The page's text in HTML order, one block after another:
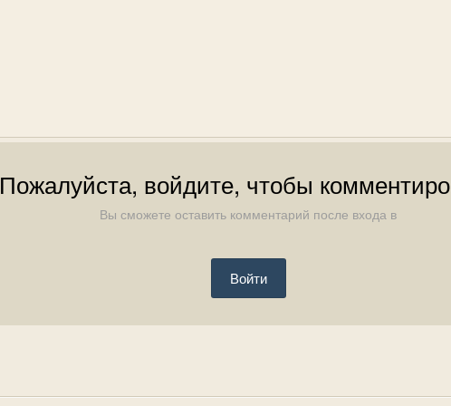
Пожалуйста, войдите, чтобы
Вы сможете оставить комментарий после входа в
Войти